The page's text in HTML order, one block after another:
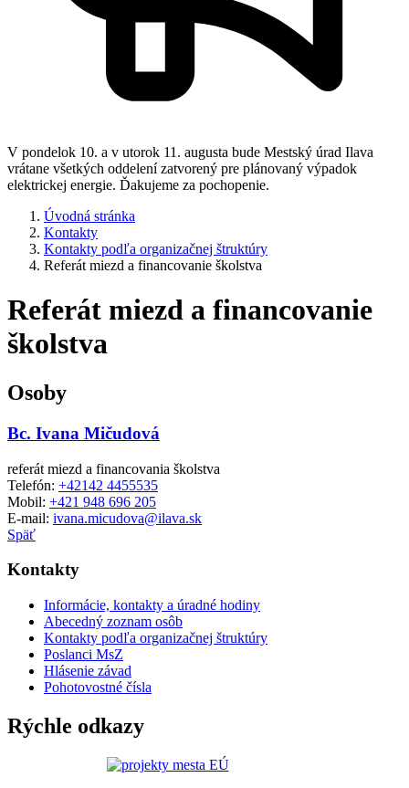
V pondelok 10. a v utorok 11. augusta bude Mestský úrad Ilava
vrátane všetkých oddelení zatvorený pre plánovaný výpadok
elektrickej energie. Ďakujeme za pochopenie.
Úvodná stránka
Kontakty
Kontakty podľa organizačnej štruktúry
Referát miezd a financovanie školstva
Referát miezd a financovanie
školstva
Osoby
Bc. Ivana Mičudová
referát miezd a financovania školstva
Telefón: +42142 4455535
Mobil: +421 948 696 205
E-mail: ivana.micudova@ilava.sk
Späť
Kontakty
Informácie, kontakty a úradné hodiny
Abecedný zoznam osôb
Kontakty podľa organizačnej štruktúry
Poslanci MsZ
Hlásenie závad
Pohotovostné čísla
Rýchle odkazy